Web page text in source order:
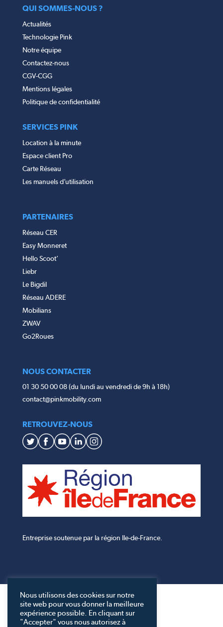
QUI SOMMES-NOUS ?
Actualités
Technologie Pink
Notre équipe
Contactez-nous
CGV-CGG
Mentions légales
Politique de confidentialité
SERVICES PINK
Location à la minute
Espace client Pro
Carte Réseau
Les manuels d’utilisation
PARTENAIRES
Réseau CER
Easy Monneret
Hello Scoot’
Liebr
Le Bigdil
Réseau ADERE
Mobilians
ZWAV
Go2Roues
NOUS CONTACTER
01 30 50 00 08 (du lundi au vendredi de 9h à 18h)
contact@pinkmobility.com
RETROUVEZ-NOUS
Entreprise soutenue par la région Ile-de-France.
Nous utilisons des cookies sur notre
site web pour vous donner la meilleure
expérience possible. En cliquant sur
"Accepter" vous nous autorisez à